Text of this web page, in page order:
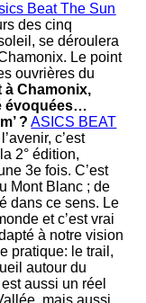
Beat The Sun
des cinq
se déroulera
Le point
ouvrières du
à Chamonix,
évoquées…
? ASICS BEAT
c’est
2° édition,
3e fois. C’est
Mont Blanc ; de
dans ce sens. Le
et c’est vrai
à notre vision
pratique: le trail,
autour du
aussi un réel
mais aussi